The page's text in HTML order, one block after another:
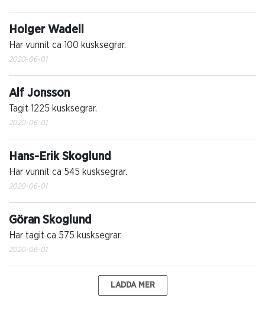
Holger Wadell
Har vunnit ca 100 kusksegrar.
2020-06-01
Alf Jonsson
Tagit 1225 kusksegrar.
2020-06-01
Hans-Erik Skoglund
Har vunnit ca 545 kusksegrar.
2020-06-01
Göran Skoglund
Har tagit ca 575 kusksegrar.
2020-06-01
LADDA MER